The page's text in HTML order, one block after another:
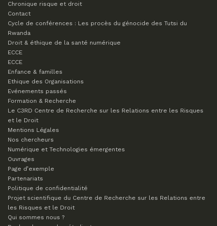
Chronique risque et droit
Contact
Cycle de conférences : Les procès du génocide des Tutsi du
Rwanda
Droit & éthique de la santé numérique
ECCE
ECCE
Enfance & familles
Ethique des Organisations
Evénements passés
Formation & Recherche
Le C3RD Centre de Recherche sur les Relations entre les Risques
et le Droit
Mentions Légales
Nos chercheurs
Numérique et Technologies émergentes
Ouvrages
Page d’exemple
Partenariats
Politique de confidentialité
Projet scientifique du Centre de Recherche sur les Relations entre
les Risques et le Droit
Qui sommes nous ?